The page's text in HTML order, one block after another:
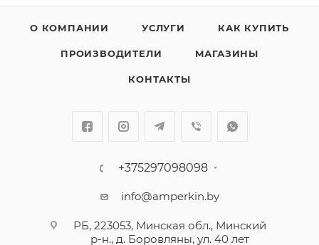
О КОМПАНИИ УСЛУГИ КАК КУПИТЬ
ПРОИЗВОДИТЕЛИ МАГАЗИНЫ
КОНТАКТЫ
+375297098098
info@amperkin.by
РБ, 223053, Минская обл., Минский
р-н., д. Боровляны, ул. 40 лет